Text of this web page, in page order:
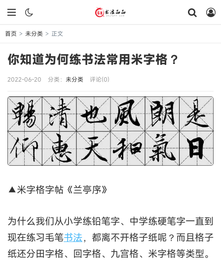
首页 > 未分类 > 正文
你知道为何练书法常用米字格？
2022-06-20 分类： 未分类 评论(0)
▲米字格字帖《兰亭序》
为什么我们从小学练铅笔字、中学练硬笔字一直到
现在练习毛笔书法，都离不开格子纸呢？而且格子
纸还分田字格、回字格、九宫格、米字格等类型。